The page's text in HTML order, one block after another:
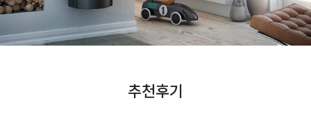
추천후기